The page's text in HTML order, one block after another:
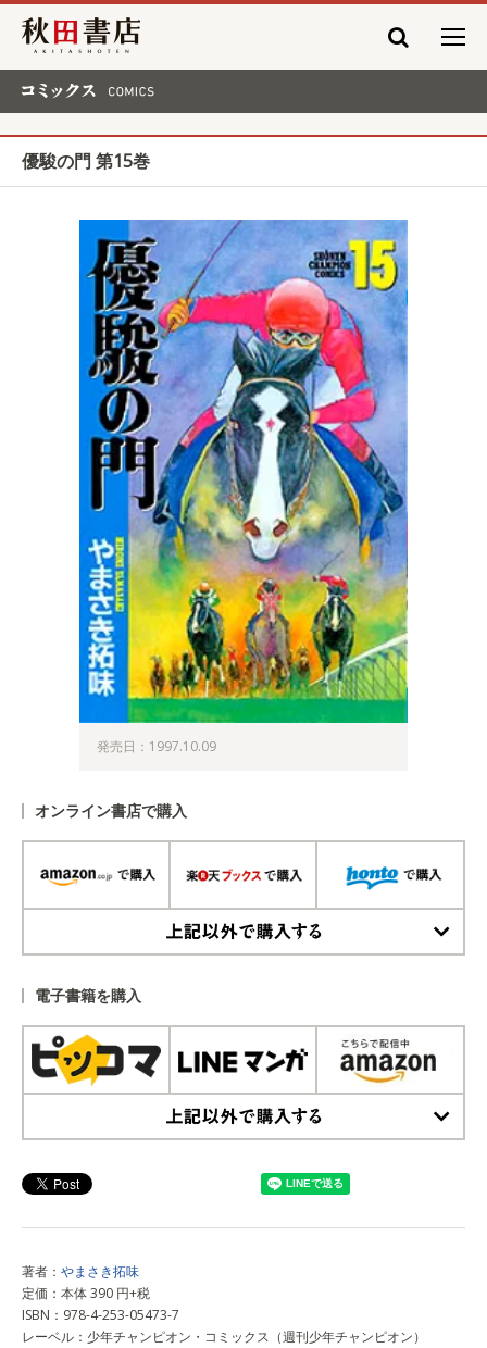
秋田書店
優駿の門 第15巻
発売日：1997.10.09
オンライン書店で購入
電子書籍を購入
著者： やまさき拓味
定価：本体 390 円+税
ISBN：978-4-253-05473-7
レーベル：少年チャンピオン・コミックス（週刊少年チャンピオン）